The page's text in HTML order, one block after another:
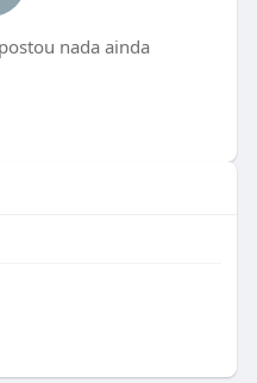
nada ainda